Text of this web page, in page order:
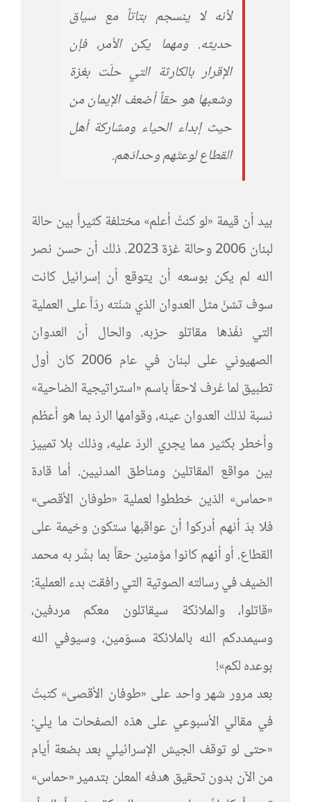
لأنه لا ينسجم بتاتاً مع سياق
حديثه. ومهما يكن الأمر، فإن
الإقرار بالكارثة التي حلّت بغزة
وشعبها هو حقاً أضعف الإيمان من
حيث إبداء الحياء ومشاركة أهل
القطاع لوعتَهم وحدادَهم.
بيد أن قيمة «لو كنتُ أعلم» مختلفة كثيراً بين حالة
لبنان 2006 وحالة غزة 2023. ذلك أن حسن نصر
الله لم يكن بوسعه أن يتوقع أن إسرائيل كانت
سوف تشنّ مثل العدوان الذي شنّته ردّاً على العملية
التي نفّذها مقاتلو حزبه. والحال أن العدوان
الصهيوني على لبنان في عام 2006 كان أول
تطبيق لما عُرف لاحقاً باسم «استراتيجية الضاحية»
نسبة لذلك العدوان عينه، وقوامها الردّ بما هو أعظم
وأخطر بكثير مما يجري الردّ عليه، وذلك بلا تمييز
بين مواقع المقاتلين ومناطق المدنيين. أما قادة
«حماس» الذين خططوا لعملية «طوفان الأقصى»
فلا بدّ أنهم أدركوا أن عواقبها ستكون وخيمة على
القطاع. أو أنهم كانوا مؤمنين حقاً بما بشّر به محمد
الضيف في رسالته الصوتية التي رافقت بدء العملية:
«قاتلوا، والملائكة سيقاتلون معكم مردفين،
وسيمددكم الله بالملائكة مسوّمين، وسيوفي الله
بوعده لكم»!
بعد مرور شهر واحد على «طوفان الأقصى» كتبتُ
في مقالي الأسبوعي على هذه الصفحات ما يلي:
«حتى لو توقف الجيش الإسرائيلي بعد بضعة أيام
من الآن بدون تحقيق هدفه المعلن بتدمير «حماس»